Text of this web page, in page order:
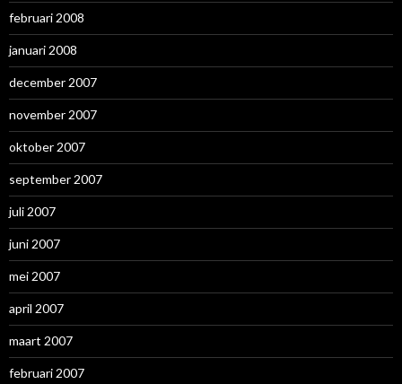
februari 2008
januari 2008
december 2007
november 2007
oktober 2007
september 2007
juli 2007
juni 2007
mei 2007
april 2007
maart 2007
februari 2007